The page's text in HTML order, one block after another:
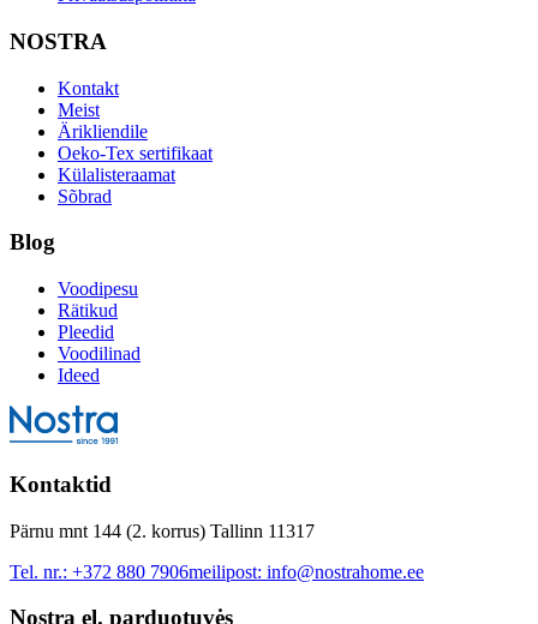
NOSTRA
Kontakt
Meist
Ärikliendile
Oeko-Tex sertifikaat
Külalisteraamat
Sõbrad
Blog
Voodipesu
Rätikud
Pleedid
Voodilinad
Ideed
Kontaktid
Pärnu mnt 144 (2. korrus) Tallinn 11317
Tel. nr.: +372 880 7906meilipost: info@nostrahome.ee
Nostra el. parduotuvės